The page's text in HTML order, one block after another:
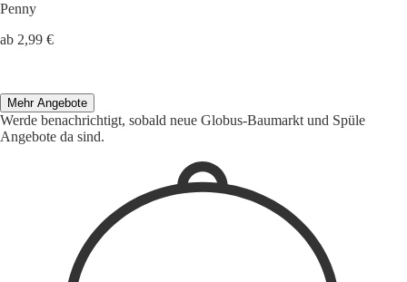
Penny
ab 2,99 €
Mehr Angebote
Werde benachrichtigt, sobald neue Globus-Baumarkt und Spüle
Angebote da sind.